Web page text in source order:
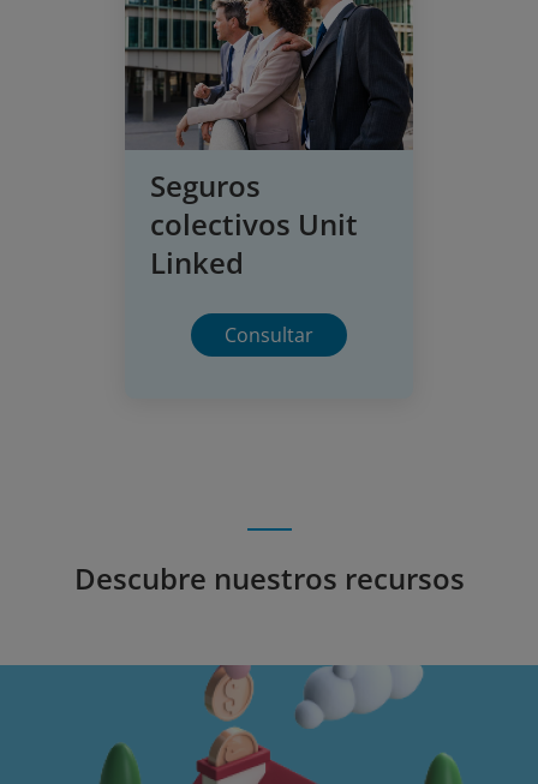
Seguros
colectivos Unit
Linked
Consultar
Descubre nuestros recursos